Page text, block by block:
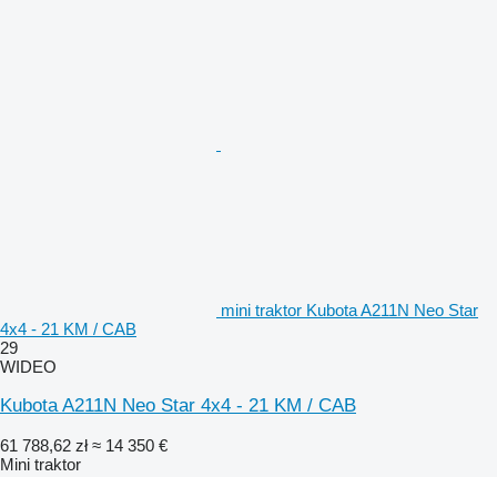
mini traktor Kubota A211N Neo Star
4x4 - 21 KM / CAB
29
WIDEO
Kubota A211N Neo Star 4x4 - 21 KM / CAB
61 788,62 zł ≈ 14 350 €
Mini traktor